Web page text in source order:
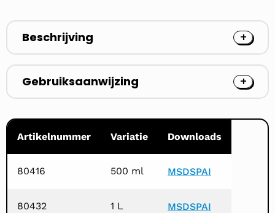
Beschrijving
Gebruiksaanwijzing
Artikelnummer Variatie Downloads
80416 500 ml MSDSPAI
80432 1 L MSDSPAI